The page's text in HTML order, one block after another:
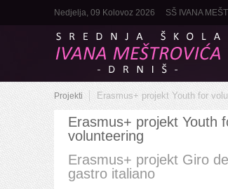
Nedjelja, 09 Kolovoz 2026 SŠ IVANA
Projekti Erasmus+ projekt Youth for
Erasmus+ projekt Youth
volunteering
Erasmus+ projekt Giro del
gastro italiano